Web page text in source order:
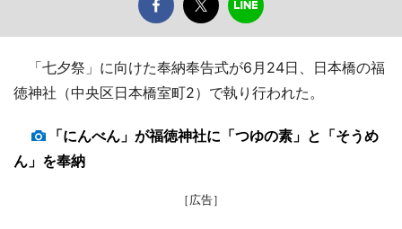
「七夕祭」に向けた奉納奉告式が6月24日、日本橋の福
徳神社（中央区日本橋室町2）で執り行われた。
「にんべん」が福徳神社に「つゆの素」と「そうめ
ん」を奉納
［広告］